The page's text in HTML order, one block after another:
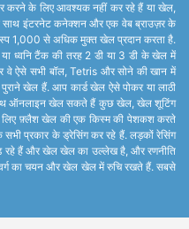
करने के लिए आवश्यक नहीं कर रहे हैं या खेल,
इंटरनेट कनेक्शन और एक वेब ब्राउज़र के
1,000 से अधिक मुक्त खेल प्रदान करता है.
या ध्वनि टैंक की तरह 2 डी या 3 डी के खेल में
वे ऐसे सभी बॉल, Tetris और सोने की खान में
खेल हैं. आप कार्ड खेल ऐसे पोकर या लाठी
ऑनलाइन खेल सकते हैं कुछ खेल, खेल शूटिंग
लिए फ़्लैश खेल की एक किस्म की पेशकश करते
प्रकार के ड्रेसिंग कर रहे हैं. लड़कों रेसिंग
रहे हैं और खेल खेल का उल्लेख है, और रणनीति
का चयन और खेल खेल में रुचि रखते हैं. सबसे